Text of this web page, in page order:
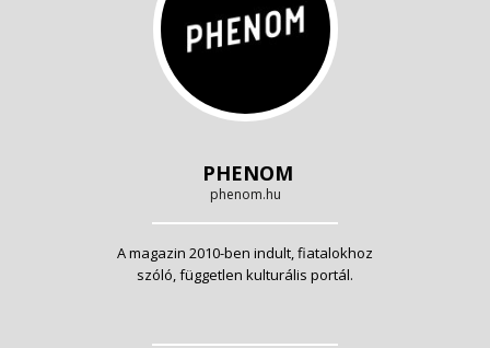
PHENOM
phenom.hu
A magazin 2010-ben indult, fiatalokhoz
szóló, független kulturális portál.